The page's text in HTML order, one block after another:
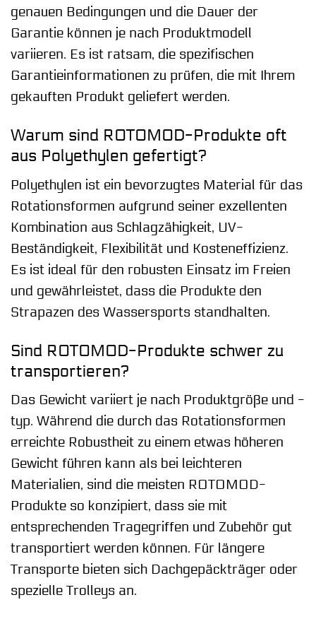
genauen Bedingungen und die Dauer der
Garantie können je nach Produktmodell
variieren. Es ist ratsam, die spezifischen
Garantieinformationen zu prüfen, die mit Ihrem
gekauften Produkt geliefert werden.
Warum sind ROTOMOD-Produkte oft
aus Polyethylen gefertigt?
Polyethylen ist ein bevorzugtes Material für das
Rotationsformen aufgrund seiner exzellenten
Kombination aus Schlagzähigkeit, UV-
Beständigkeit, Flexibilität und Kosteneffizienz.
Es ist ideal für den robusten Einsatz im Freien
und gewährleistet, dass die Produkte den
Strapazen des Wassersports standhalten.
Sind ROTOMOD-Produkte schwer zu
transportieren?
Das Gewicht variiert je nach Produktgröße und -
typ. Während die durch das Rotationsformen
erreichte Robustheit zu einem etwas höheren
Gewicht führen kann als bei leichteren
Materialien, sind die meisten ROTOMOD-
Produkte so konzipiert, dass sie mit
entsprechenden Tragegriffen und Zubehör gut
transportiert werden können. Für längere
Transporte bieten sich Dachgepäckträger oder
spezielle Trolleys an.